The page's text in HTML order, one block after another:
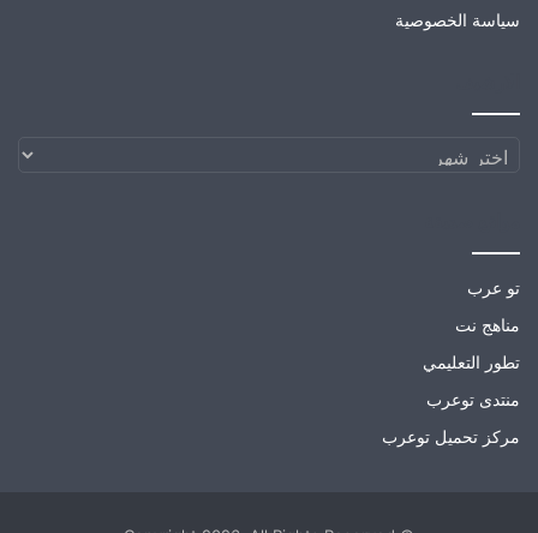
سياسة الخصوصية
الارشيف
تو عرب
مناهج نت
تطور التعليمي
منتدى توعرب
مركز تحميل توعرب